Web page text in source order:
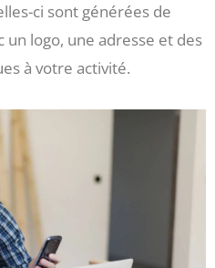
ci sont générées de
logo, une adresse et des
à votre activité.